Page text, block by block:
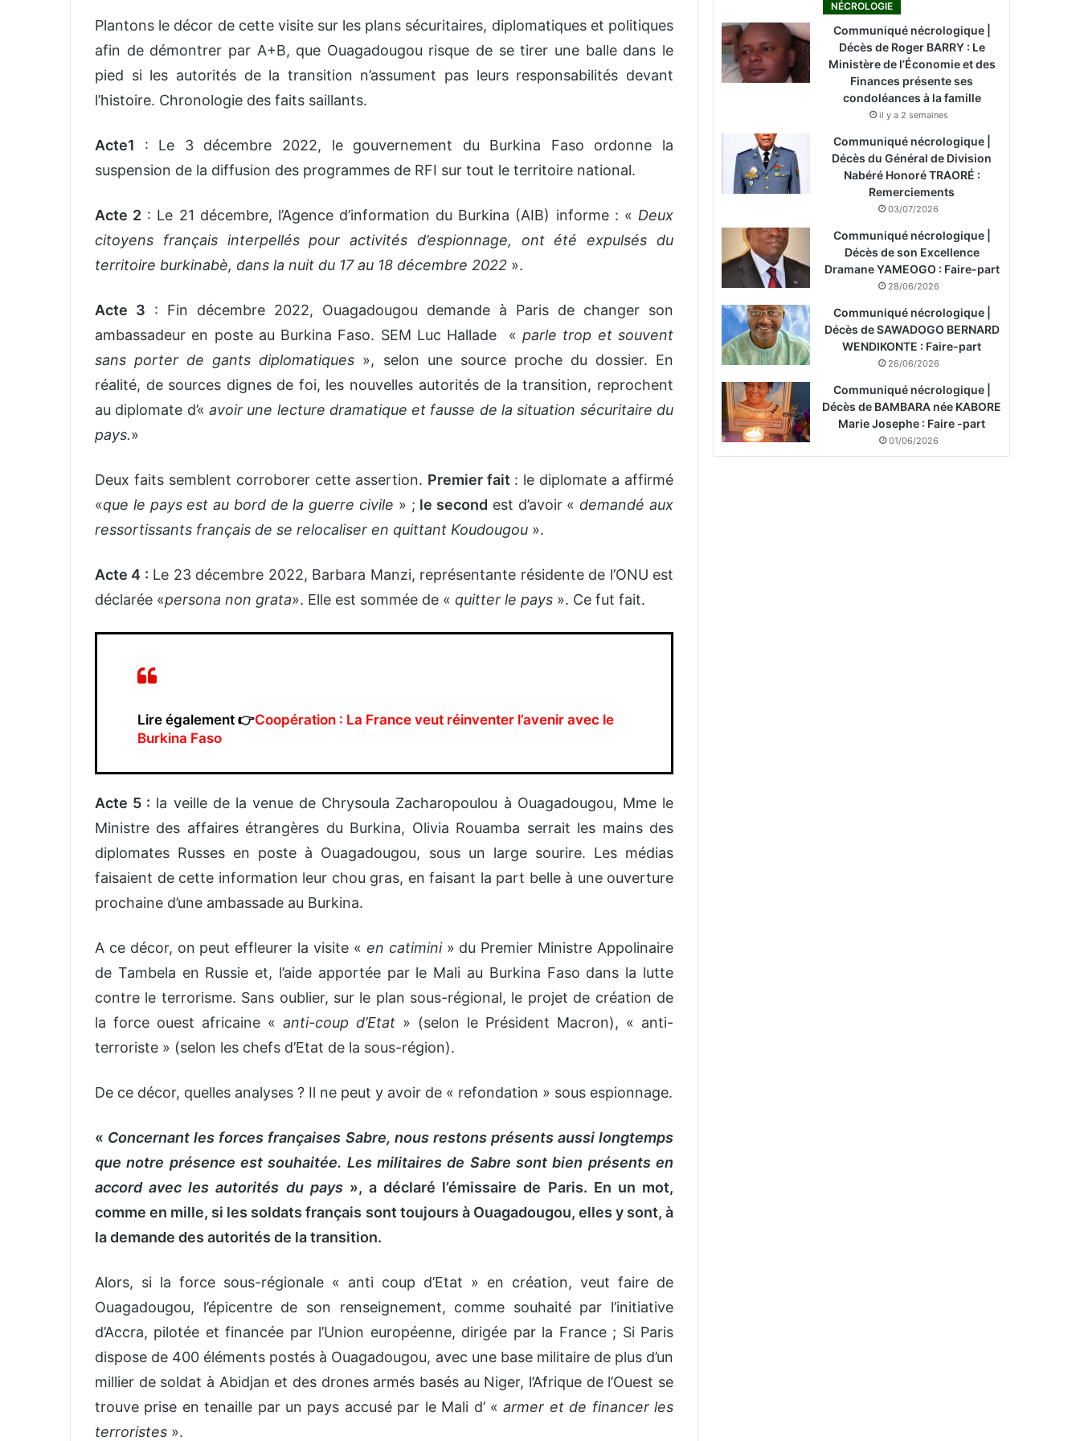
Plantons le décor de cette visite sur les plans sécuritaires, diplomatiques et politiques
afin de démontrer par A+B, que Ouagadougou risque de se tirer une balle dans le
pied si les autorités de la transition n’assument pas leurs responsabilités devant
l’histoire. Chronologie des faits saillants.
Acte1 : Le 3 décembre 2022, le gouvernement du Burkina Faso ordonne la
suspension de la diffusion des programmes de RFI sur tout le territoire national.
Acte 2 : Le 21 décembre, l’Agence d’information du Burkina (AIB) informe : «Deux
citoyens français interpellés pour activités d’espionnage, ont été expulsés du
territoire burkinabè, dans la nuit du 17 au 18 décembre 2022 ».
Acte 3 : Fin décembre 2022, Ouagadougou demande à Paris de changer son
ambassadeur en poste au Burkina Faso. SEM Luc Hallade «parle trop et souvent
sans porter de gants diplomatiques », selon une source proche du dossier. En
réalité, de sources dignes de foi, les nouvelles autorités de la transition, reprochent
au diplomate d’« avoir une lecture dramatique et fausse de la situation sécuritaire du
pays.»
Deux faits semblent corroborer cette assertion. Premier fait : le diplomate a affirmé
«que le pays est au bord de la guerre civile » ; le second est d’avoir «demandé aux
ressortissants français de se relocaliser en quittant Koudougou ».
Acte 4 : Le 23 décembre 2022, Barbara Manzi, représentante résidente de l’ONU est
déclarée «persona non grata». Elle est sommée de « quitter le pays ». Ce fut fait.
Lire également 👉Coopération : La France veut réinventer l’avenir avec le
Burkina Faso
Acte 5 : la veille de la venue de Chrysoula Zacharopoulou à Ouagadougou, Mme le
Ministre des affaires étrangères du Burkina, Olivia Rouamba serrait les mains des
diplomates Russes en poste à Ouagadougou, sous un large sourire. Les médias
faisaient de cette information leur chou gras, en faisant la part belle à une ouverture
prochaine d’une ambassade au Burkina.
A ce décor, on peut effleurer la visite « en catimini» du Premier Ministre Appolinaire
de Tambela en Russie et, l’aide apportée par le Mali au Burkina Faso dans la lutte
contre le terrorisme. Sans oublier, sur le plan sous-régional, le projet de création de
la force ouest africaine « anti-coup d’Etat » (selon le Président Macron), « anti-
terroriste » (selon les chefs d’Etat de la sous-région).
De ce décor, quelles analyses ? Il ne peut y avoir de « refondation » sous espionnage.
« Concernant les forces françaises Sabre, nous restons présents aussi longtemps
que notre présence est souhaitée. Les militaires de Sabre sont bien présents en
accord avec les autorités du pays », a déclaré l’émissaire de Paris. En un mot,
comme en mille, si les soldats français sont toujours à Ouagadougou, elles y sont, à
la demande des autorités de la transition.
Alors, si la force sous-régionale « anti coup d’Etat » en création, veut faire de
Ouagadougou, l’épicentre de son renseignement, comme souhaité par l’initiative
d’Accra, pilotée et financée par l’Union européenne, dirigée par la France ; Si Paris
dispose de 400 éléments postés à Ouagadougou, avec une base militaire de plus d’un
millier de soldat à Abidjan et des drones armés basés au Niger, l’Afrique de l’Ouest se
trouve prise en tenaille par un pays accusé par le Mali d’ «armer et de financer les
terroristes ».
NÉCROLOGIE
Communiqué nécrologique |
Décès de Roger BARRY : Le
Ministère de l’Économie et des
Finances présente ses
condoléances à la famille
il y a 2 semaines
Communiqué nécrologique |
Décès du Général de Division
Nabéré Honoré TRAORÉ :
Remerciements
03/07/2026
Communiqué nécrologique |
Décès de son Excellence
Dramane YAMEOGO : Faire-part
28/06/2026
Communiqué nécrologique |
Décès de SAWADOGO BERNARD
WENDIKONTE : Faire-part
26/06/2026
Communiqué nécrologique |
Décès de BAMBARA née KABORE
Marie Josephe : Faire -part
01/06/2026